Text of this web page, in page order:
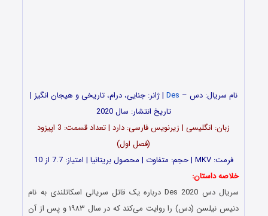
نام سریال: دس – Des | ژانر: جنایی، درام، تاریخی و هیجان انگیز |
تاریخ انتشار: سال 2020
زبان: انگلیسی | زیرنویس فارسی: دارد | تعداد قسمت: 3 اپیزود
(فصل اول)
فرمت: MKV | حجم: متفاوت | محصول بریتانیا | امتیاز: 7.7 از 10
خلاصه داستان:
سریال دس Des 2020 درباره یک قاتل سریالی اسکاتلندی به نام
دنیس نیلسن (دس) را روایت می‌کند که در سال ۱۹۸۳ و پس از آن